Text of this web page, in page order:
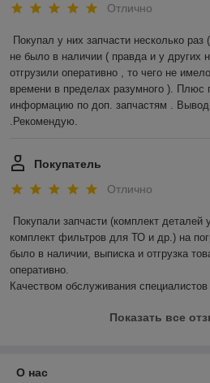
Отлично
Покупал у них запчасти несколько раз
не было в наличии ( правда и у других
отгрузили оперативно , то чего не
времени в пределах разумного ). Плюс
информацию по доп. запчастям .
.Рекомендую.
Покупатель
Отлично
Покупали запчасти (комплект деталей
комплект фильтров для ТО и др.) на
было в наличии, выписка и отгрузка
оперативно.
Качеством обслуживания
Показать все
О нас